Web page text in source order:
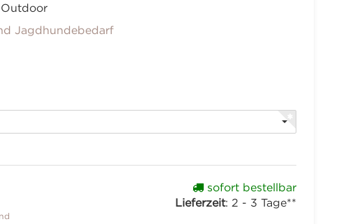
Jagdhundebedarf
sofort bestellbar
Lieferzeit: 2 - 3 Tage**